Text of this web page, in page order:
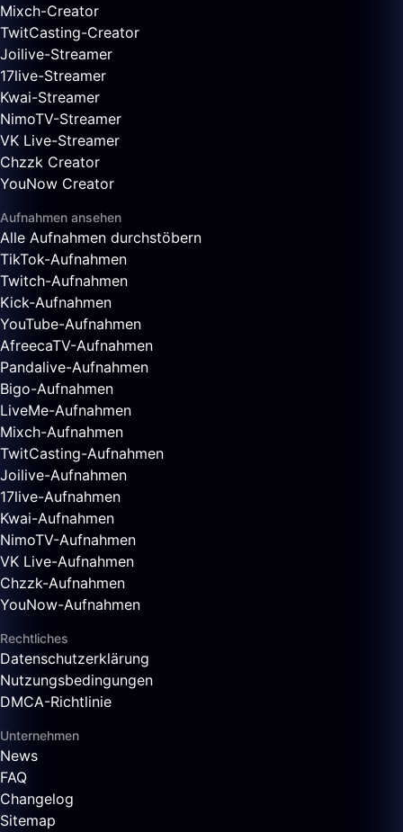
Mixch-Creator
TwitCasting-Creator
Joilive-Streamer
17live-Streamer
Kwai-Streamer
NimoTV-Streamer
VK Live-Streamer
Chzzk Creator
YouNow Creator
Aufnahmen ansehen
Alle Aufnahmen durchstöbern
TikTok-Aufnahmen
Twitch-Aufnahmen
Kick-Aufnahmen
YouTube-Aufnahmen
AfreecaTV-Aufnahmen
Pandalive-Aufnahmen
Bigo-Aufnahmen
LiveMe-Aufnahmen
Mixch-Aufnahmen
TwitCasting-Aufnahmen
Joilive-Aufnahmen
17live-Aufnahmen
Kwai-Aufnahmen
NimoTV-Aufnahmen
VK Live-Aufnahmen
Chzzk-Aufnahmen
YouNow-Aufnahmen
Rechtliches
Datenschutzerklärung
Nutzungsbedingungen
DMCA-Richtlinie
Unternehmen
News
FAQ
Changelog
Sitemap